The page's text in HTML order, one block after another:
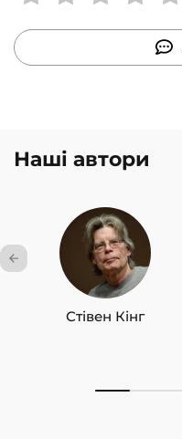
Наші автори
Стівен Кінг